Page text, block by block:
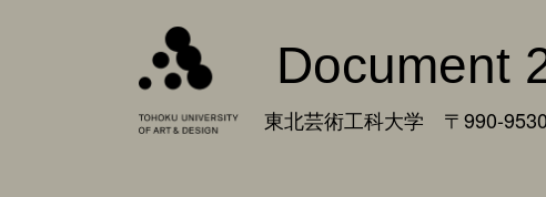
Document
東北芸術工科大学 〒990-